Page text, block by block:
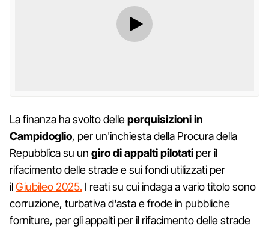
La finanza ha svolto delleperquisizioni in
Campidoglio, per un'inchiesta della Procura della
Repubblica su un giro di appalti pilotati per il
rifacimento delle strade e sui fondi utilizzati per
ilGiubileo 2025. I reati su cui indaga a vario titolo sono
corruzione, turbativa d'asta e frode in pubbliche
forniture, per gli appalti per il rifacimento delle strade